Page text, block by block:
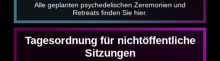
Alle geplanten psychedelischen Zeremonien und
Retreats finden Sie hier.
Tagesordnung für nichtöffentliche
Sitzungen